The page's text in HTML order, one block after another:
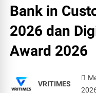
Bank in
2026 dan
Award 2026
VRITIMES